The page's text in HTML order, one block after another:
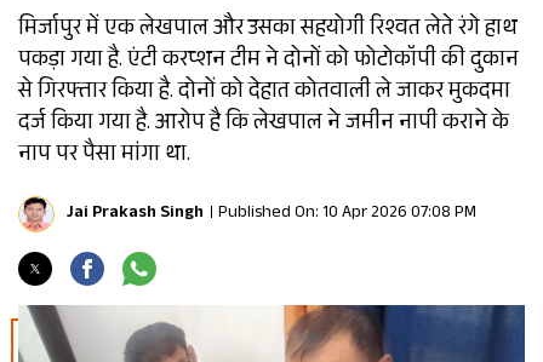
मिर्जापुर में एक लेखपाल और उसका सहयोगी रिश्वत लेते रंगे हाथ
पकड़ा गया है. एंटी करप्शन टीम ने दोनों को फोटोकॉपी की दुकान
से गिरफ्तार किया है. दोनों को देहात कोतवाली ले जाकर मुकदमा
दर्ज किया गया है. आरोप है कि लेखपाल ने जमीन नापी कराने के
नाप पर पैसा मांगा था.
Jai Prakash Singh Published On: 10 Apr 2026 07:08 PM